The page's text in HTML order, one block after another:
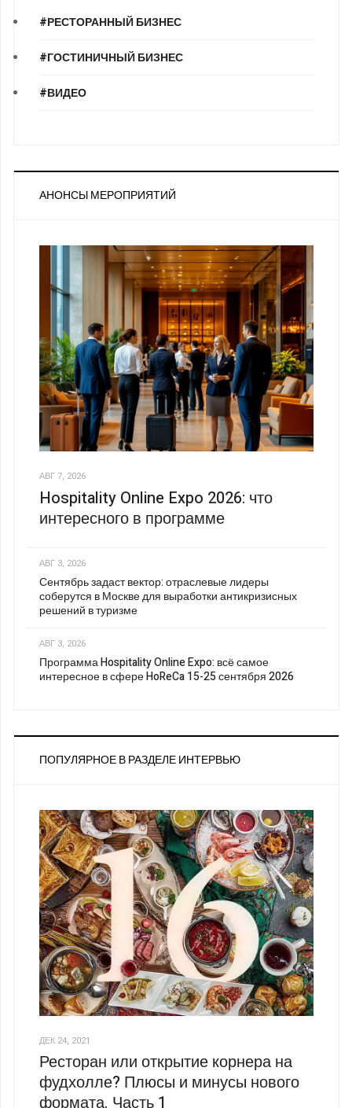
#РЕСТОРАННЫЙ БИЗНЕС
#ГОСТИНИЧНЫЙ БИЗНЕС
#ВИДЕО
АНОНСЫ МЕРОПРИЯТИЙ
АВГ 7, 2026
Hospitality Online Expo 2026: что
интересного в программе
АВГ 3, 2026
Сентябрь задаст вектор: отраслевые лидеры
соберутся в Москве для выработки антикризисных
решений в туризме
АВГ 3, 2026
Программа Hospitality Online Expo: всё самое
интересное в сфере HoReCa 15-25 сентября 2026
ПОПУЛЯРНОЕ В РАЗДЕЛЕ ИНТЕРВЬЮ
ДЕК 24, 2021
Ресторан или открытие корнера на
фудхолле? Плюсы и минусы нового
формата. Часть 1